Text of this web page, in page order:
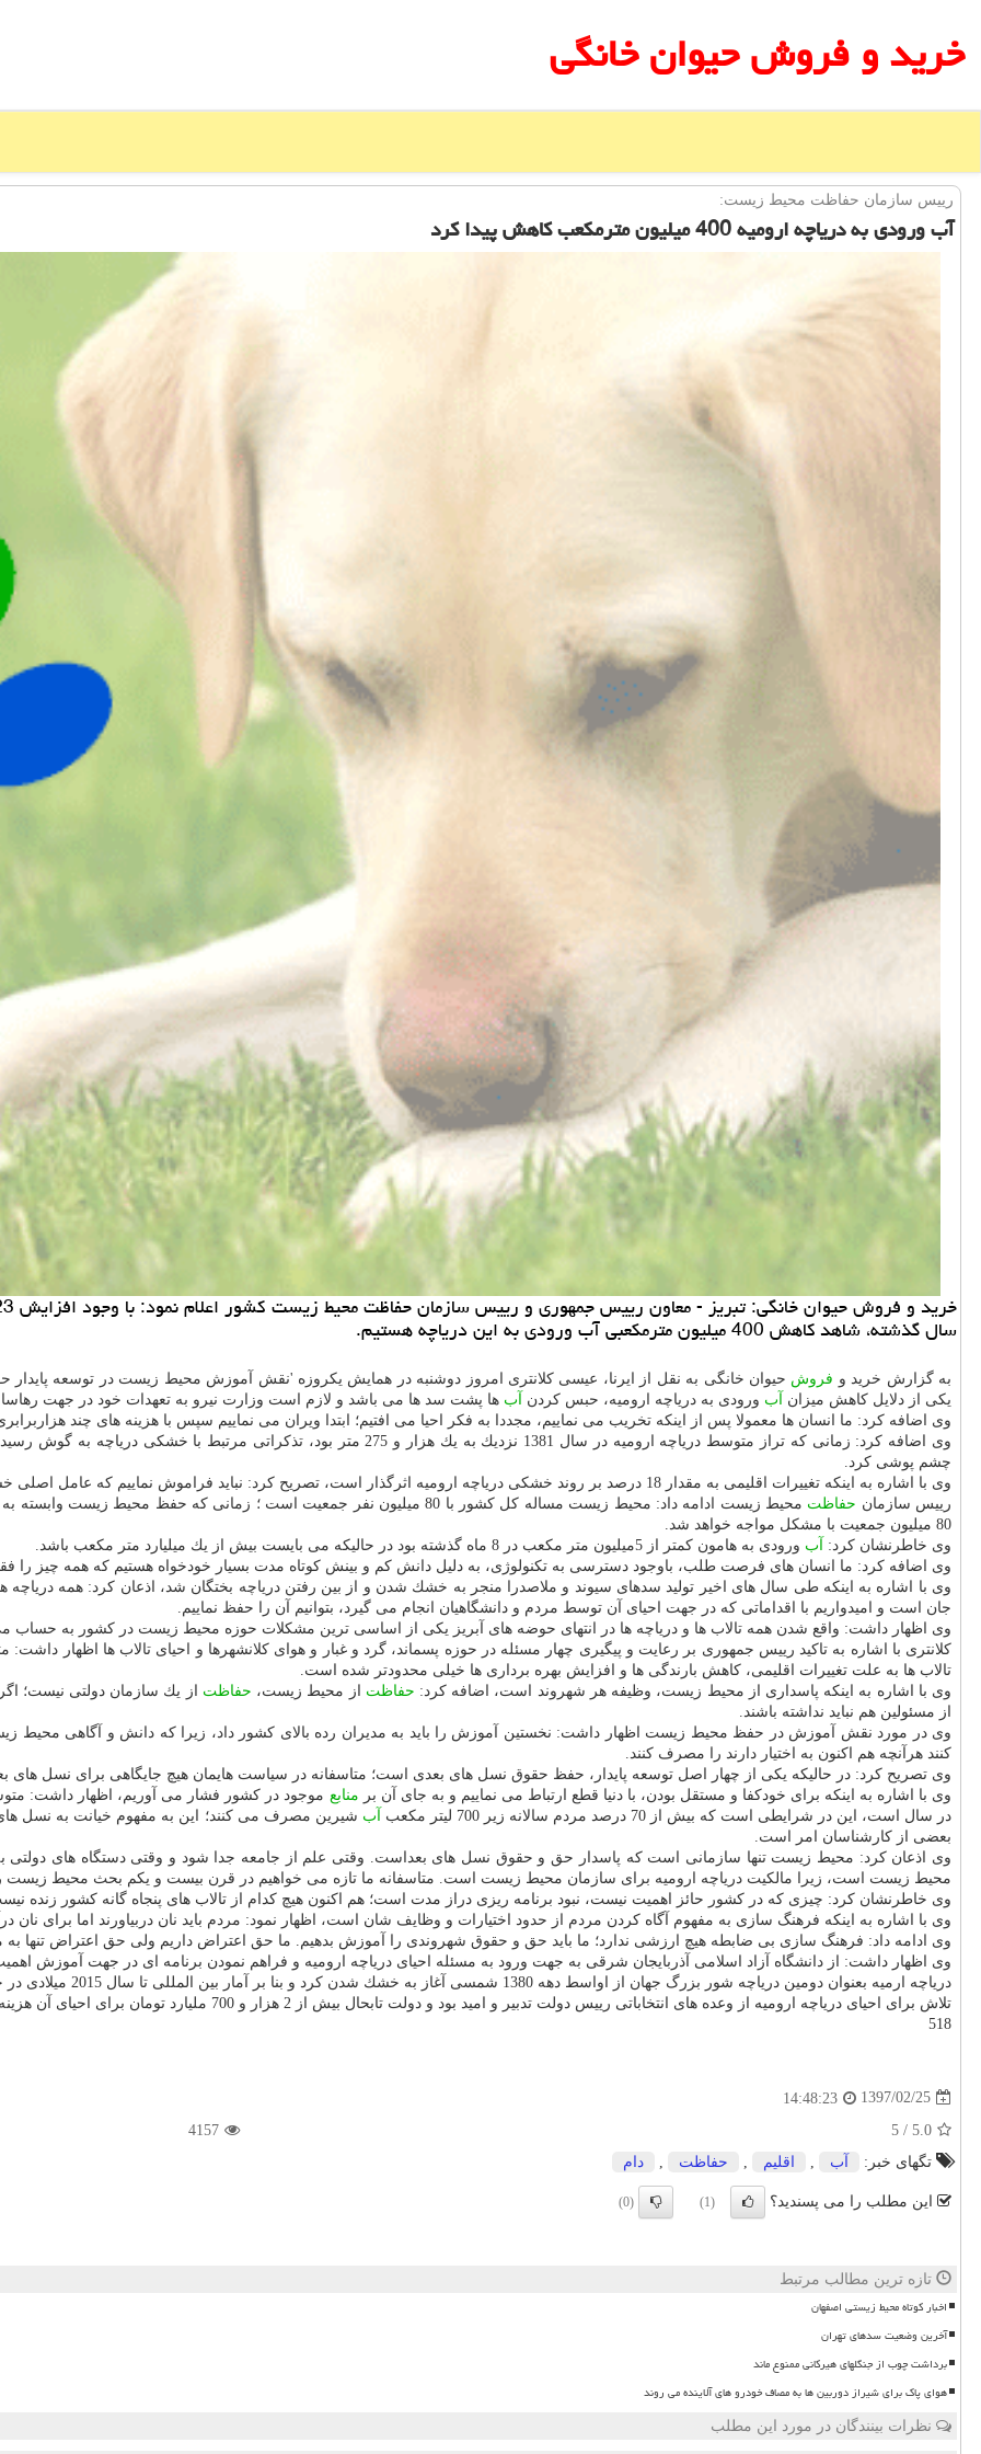
خرید و فروش حیوان خانگی
رییس سازمان حفاظت محیط زیست:
آب ورودی به دریاچه ارومیه 400 میلیون مترمكعب كاهش پیدا كرد
سال گذشته، شاهد كاهش 400 میلیون مترمكعبی آب ورودی به این دریاچه هستیم.
به گزارش خرید و فروش حیوان خانگی به نقل از ایرنا، عیسی كلانتری امروز دوشنبه در همایش یكروزه 'نقش آموزش محیط زیست در توسعه پایدار
یكی از دلایل كاهش میزان آب ورودی به دریاچه ارومیه، حبس كردن آب ها پشت سد ها می باشد و لازم است وزارت نیرو به تعهدات خود در جهت
وی اضافه كرد: ما انسان ها معمولا پس از اینكه تخریب می نماییم، مجددا به فكر احیا می افتیم؛ ابتدا ویران می نماییم سپس با هزینه های چند
وی اضافه كرد: زمانی كه تراز متوسط دریاچه ارومیه در سال 1381 نزدیك به یك هزار و 275
چشم پوشی كرد.
وی با اشاره به اینكه تغییرات اقلیمی به مقدار 18 درصد بر روند خشكی دریاچه ارومیه اثرگذار است، تصریح كرد: نباید فراموش نماییم كه عامل اصلی خشكی دریاچه ارومیه خودمان بودیم و نباید دیگران را مقصر بدانیم.
رییس سازمان حفاظت
محیط زیست ادامه داد: محیط زیست مساله كل كشور با 80 میلیون نفر جمعیت است ؛ زمانی
80 میلیون جمعیت با مشكل مواجه خواهد شد.
وی خاطرنشان كرد: آب ورودی به هامون كمتر از 5میلیون متر مكعب در 8 ماه گذشته بود در حالیكه می بایست بیش از یك میلیارد متر مكعب باشد.
وی اضافه كرد: ما انسان های فرصت طلب، باوجود دسترسی به تكنولوژی، به دلیل دانش كم و بینش كوتاه مدت بسیار خودخواه هستیم كه همه چیز
وی با اشاره به اینكه طی سال های اخیر تولید سدهای سیوند و ملاصدرا منجر به خشك شدن و از بین رفتن دریاچه بختگان شد، اذعان كرد: همه
جان است و امیدواریم با اقداماتی كه در جهت احیای آن توسط مردم و دانشگاهیان انجام می گیرد، بتوانیم آن را حفظ نماییم.
وی اظهار داشت: واقع شدن همه تالاب ها و دریاچه ها در انتهای حوضه های آبریز یكی از اساسی ترین مشكلات حوزه محیط زیست در كشور به حساب
كلانتری با اشاره به تاكید رییس جمهوری بر رعایت و پیگیری چهار مسئله در حوزه پسماند، گرد و غبار و هوای كلانشهرها و احیای تالاب ها اظهار داشت:
تالاب ها به علت تغییرات اقلیمی، كاهش بارندگی ها و افزایش بهره برداری ها خیلی محدودتر شده است.
وی با اشاره به اینكه پاسداری از محیط زیست، وظیفه هر شهروند است، اضافه كرد: حفاظت از محیط زیست، حفاظت
از مسئولین هم نباید نداشته باشند.
وی در مورد نقش آموزش در حفظ محیط زیست اظهار داشت: نخستین آموزش را باید به مدیران رده بالای كشور داد، زیرا كه دانش و آگاهی محیط
كنند هرآنچه هم اكنون به اختیار دارند را مصرف كنند.
وی تصریح كرد: در حالیكه یكی از چهار اصل توسعه پایدار، حفظ حقوق نسل های بعدی است؛ متاسفانه در سیاست هایمان هیچ جایگاهی برای نسل های
وی با اشاره به اینكه برای خودكفا و مستقل بودن، با دنیا قطع ارتباط می نماییم و به جای آن بر منابع موجود در كشور فشار می آوریم، اظهار داشت:
در سال است، این در شرایطی است كه بیش از 70 درصد مردم سالانه زیر 700 لیتر مكعب
آب شیرین مصرف می كنند؛ این به مفهوم خیانت به نسل های
بعضی از كارشناسان امر است.
وی اذعان كرد: محیط زیست تنها سازمانی است كه پاسدار حق و حقوق نسل های بعداست. وقتی علم از جامعه جدا شود و وقتی دستگاه های دولتی به
محیط زیست است، زیرا مالكیت دریاچه ارومیه برای سازمان محیط زیست است. متاسفانه ما تازه می خواهیم در قرن بیست و یكم بحث محیط زیست
وی خاطرنشان كرد: چیزی كه در كشور حائز اهمیت نیست، نبود برنامه ریزی دراز مدت است؛ هم اكنون هیچ كدام از تالاب های پنجاه گانه كشور زنده
وی با اشاره به اینكه فرهنگ سازی به مفهوم آگاه كردن مردم از حدود اختیارات و وظایف شان است، اظهار نمود: مردم باید نان دربیاورند اما برای نان
وی ادامه داد: فرهنگ سازی بی ضابطه هیچ ارزشی ندارد؛ ما باید حق و حقوق شهروندی را آموزش بدهیم. ما حق اعتراض داریم ولی حق اعتراض تنها
وی اظهار داشت: از دانشگاه آزاد اسلامی آذربایجان شرقی به جهت ورود به مسئله احیای دریاچه ارومیه و فراهم نمودن برنامه ای در جهت آموزش
دریاچه ارمیه بعنوان دومین دریاچه شور بزرگ جهان از اواسط دهه 1380 شمسی آغاز به خشك شدن كرد و بنا بر آمار بین المللی تا سال 2015 میلادی در حدود 80 درصد از مساحت آن خشك شد.
تلاش برای احیای دریاچه ارومیه از وعده های انتخاباتی رییس دولت تدبیر و امید بود و دولت تابحال بیش از 2 هزار و 700 ملیارد تومان برای احیای آن هزینه كرده است.
518
1397/02/25
14:48:23
5.0
/
5
4157
تگهای خبر:
آب اقلیم حفاظت دام
این مطلب را می پسندید؟ (1)
(0)
تازه ترین مطالب مرتبط
اخبار کوتاه محیط زیستی اصفهان
آخرین وضعیت سدهای تهران
برداشت چوب از جنگلهای هیرکانی ممنوع ماند
هوای پاک برای شیراز دوربین ها به مصاف خودرو های آلاینده می روند
نظرات بینندگان در مورد این مطلب